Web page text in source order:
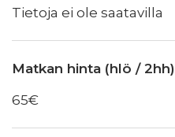
Tietoja ei ole saatavilla
Matkan hinta (hlö / 2hh)
65€